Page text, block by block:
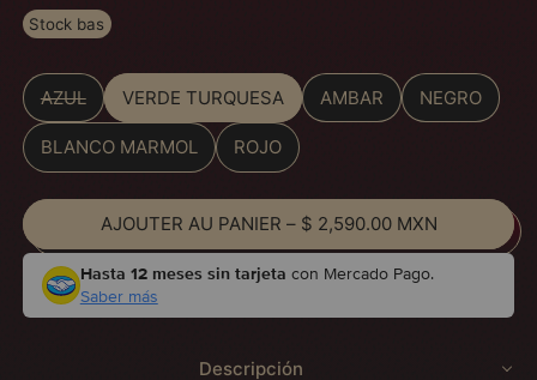
Stock bas
Color
AZUL VERDE TURQUESA AMBAR NEGRO
BLANCO MARMOL ROJO
AJOUTER AU PANIER – $ 2,590.00 MXN
Hasta 12 meses sin tarjeta con Mercado Pago.
Saber más
Descripción